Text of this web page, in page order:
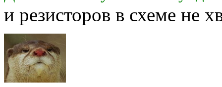
и резисторов в схеме не